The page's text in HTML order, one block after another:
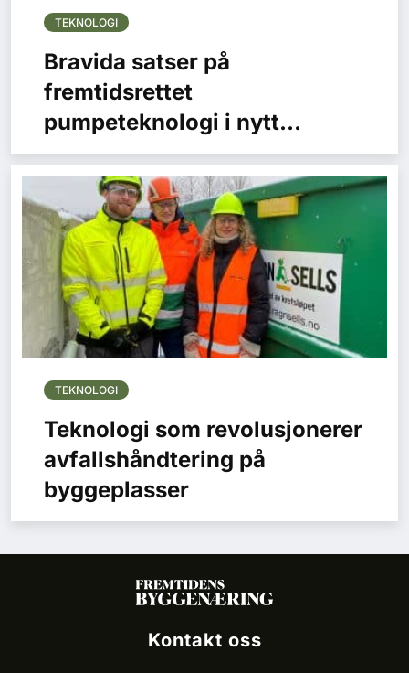
TEKNOLOGI
Bravida satser på
fremtidsrettet
pumpeteknologi i nytt
boligprosjekt i Trondheim
TEKNOLOGI
Teknologi som revolusjonerer
avfallshåndtering på
byggeplasser
Kontakt oss